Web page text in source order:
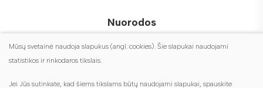
Nuorodos
DUK
Duomenų apsauga
Mūsų svetainė naudoja slapukus (angl. cookies). Šie slapukai naudojami
statistikos ir rinkodaros tikslais.
Jei Jūs sutinkate, kad šiems tikslams būtų naudojami slapukai, spauskite